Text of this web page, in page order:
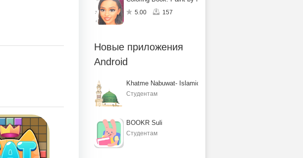
5.00 157
Новые приложения
Android
Khatme Nabuwat- Islamic Books
Студентам
BOOKR Suli
Студентам